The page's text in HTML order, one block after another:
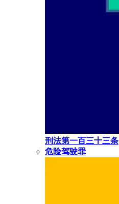
刑法第一百三十三条
危险驾驶罪